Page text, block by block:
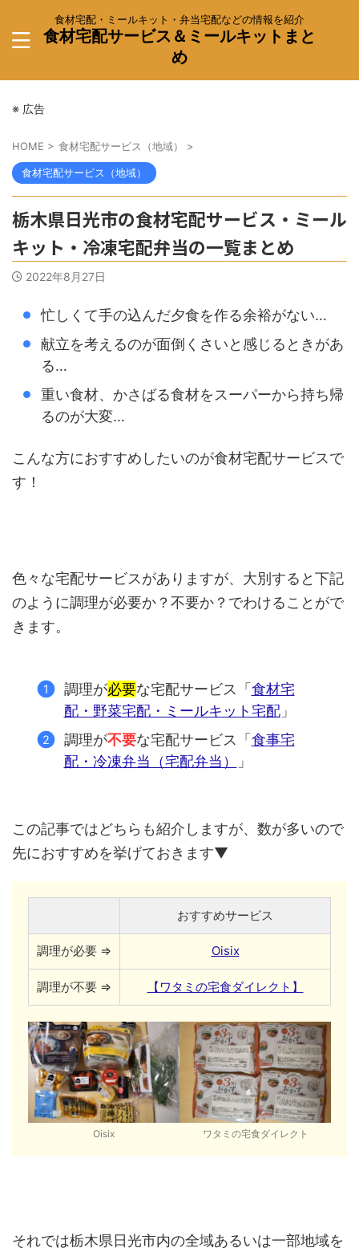
食材宅配・ミールキット・弁当宅配などの情報を紹介
食材宅配サービス＆ミールキットまと
め
※ 広告
HOME > 食材宅配サービス（地域） >
食材宅配サービス（地域）
栃木県日光市の食材宅配サービス・ミール
キット・冷凍宅配弁当の一覧まとめ
2022年8月27日
忙しくて手の込んだ夕食を作る余裕がない…
献立を考えるのが面倒くさいと感じるときがあ
る…
重い食材、かさばる食材をスーパーから持ち帰
るのが大変…
こんな方におすすめしたいのが食材宅配サービスで
す！
色々な宅配サービスがありますが、大別すると下記
のように調理が必要か？不要か？でわけることがで
きます。
調理が必要な宅配サービス「食材宅
配・野菜宅配・ミールキット宅配」
調理が不要な宅配サービス「食事宅
配・冷凍弁当（宅配弁当）
」
この記事ではどちらも紹介しますが、数が多いので
先におすすめを挙げておきます▼
おすすめサービス
調理が必要 ⇒ Oisix
調理が不要 ⇒ 【ワタミの宅食ダイレクト】
Oisix ワタミの宅食ダイレクト
それでは栃木県日光市内の全域あるいは一部地域を